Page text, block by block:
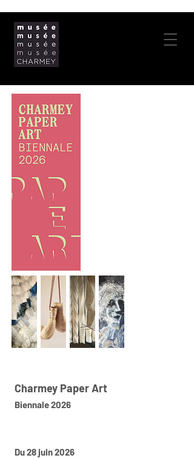
Charmey Paper Art
Biennale 2026
Du 28 juin 2026